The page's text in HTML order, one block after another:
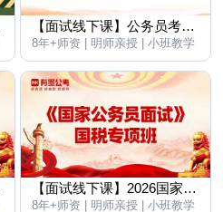
【面试线下课】公务员考试面试【无领导】专项演练班
8年+师资 | 明师亲授 | 小班教学
【面试线下课】2026国家公务员考试面试【国税】名师专项班
8年+师资 | 明师亲授 | 小班教学